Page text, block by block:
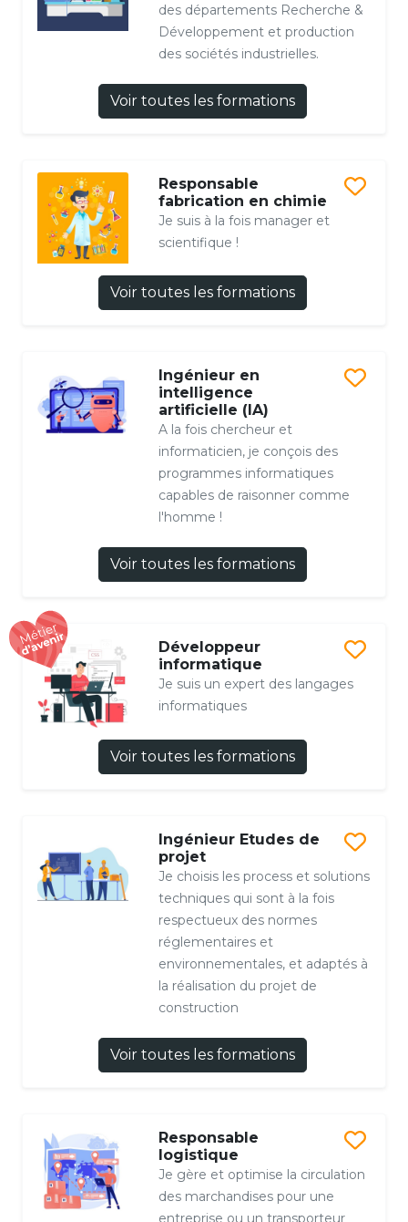
des départements Recherche &
Développement et production
des sociétés industrielles.
Voir toutes les formations
Responsable
fabrication en chimie
Je suis à la fois manager et
scientifique !
Voir toutes les formations
Ingénieur en
intelligence
artificielle (IA)
A la fois chercheur et
informaticien, je conçois des
programmes informatiques
capables de raisonner comme
l'homme !
Voir toutes les formations
Développeur
informatique
Je suis un expert des langages
informatiques
Voir toutes les formations
Ingénieur Etudes de
projet
Je choisis les process et solutions
techniques qui sont à la fois
respectueux des normes
réglementaires et
environnementales, et adaptés à
la réalisation du projet de
construction
Voir toutes les formations
Responsable
logistique
Je gère et optimise la circulation
des marchandises pour une
entreprise ou un transporteur